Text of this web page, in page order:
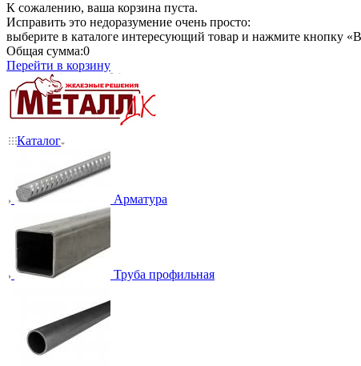
К сожалению, ваша корзина пуста.
Исправить это недоразумение очень просто:
выберите в каталоге интересующий товар и нажмите кнопку
Общая сумма:0
Перейти в корзину
Каталог
Арматура
Труба профильная